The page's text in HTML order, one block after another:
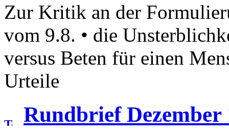
Zur Kritik an der
vom 9.8. • die
versus Beten für einen
Urteile
Rundbrief Dezember